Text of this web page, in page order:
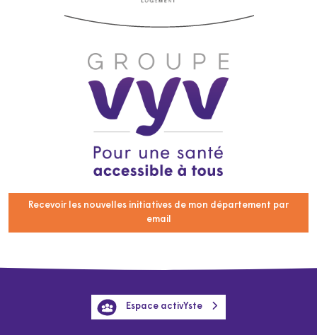
Recevoir les nouvelles initiatives de mon département par
email
Espace activYste